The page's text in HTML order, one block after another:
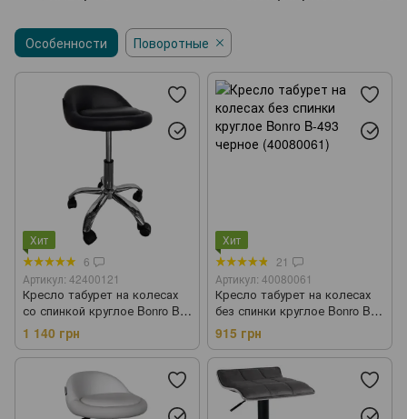
Подставки для обуви
Комплектующие к мебели
Садовые зонты
Шезлонги
Складная мебель
Стеллажи
Сушилки для одежды
Теплицы и парники
Особенности Поворотные
Хит
6
Артикул: 42400121
Кресло табурет на колесах
со спинкой круглое Bonro B-
498 черное (42400121)
1 140 грн
Хит
21
Артикул: 40080061
Кресло табурет на колесах
без спинки круглое Bonro B-
493 черное (40080061)
915 грн